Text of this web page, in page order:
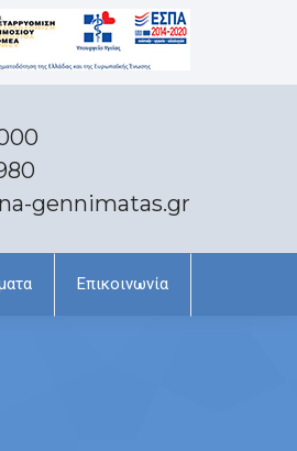
gennimatas.gr
Επικοινωνία